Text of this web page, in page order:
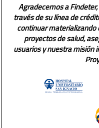
Agradecemos a
través de su línea de
continuar materializando
proyectos de salud,
usuarios y nuestra misión